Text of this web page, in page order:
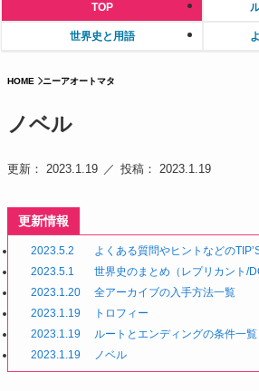
TOP
世界史と用語
HOME ニーアオートマタ
ノベル
更新： 2023.1.19 投稿： 2023.1.19
更新情報
2023.5.2
よくある質問やヒントなどの
2023.5.1
世界史のまとめ（レプリカント/
2023.1.20
全アーカイブの入手方法一覧
2023.1.19
トロフィー
2023.1.19
ルートとエンディングの条件一覧
2023.1.19
ノベル